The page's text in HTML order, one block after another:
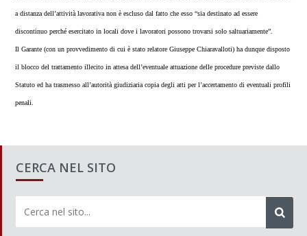
a distanza dell’attività lavorativa non è escluso dal fatto che esso “sia destinato ad essere
discontinuo perché esercitato in locali dove i lavoratori possono trovarsi solo saltuariamente”.
Il Garante (con un provvedimento di cui è stato relatore Giuseppe Chiaravalloti) ha dunque disposto
il blocco del trattamento illecito in attesa dell’eventuale attuazione delle procedure previste dallo
Statuto ed ha trasmesso all’autorità giudiziaria copia degli atti per l’accertamento di eventuali profili
penali.
CERCA NEL SITO